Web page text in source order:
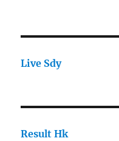
Live Sdy
Result Hk